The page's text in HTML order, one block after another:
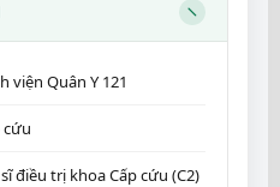
viện Quân Y 121
cứu
sĩ điều trị khoa Cấp cứu (C2)